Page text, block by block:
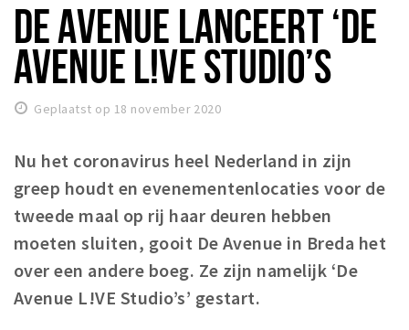
Eten
Drinken
Slapen
Winkels
Winkelgebieden
Parkeren
DE AVENUE LANCEERT ‘DE
AVENUE L!VE STUDIO’S
Geplaatst op 18 november 2020
Nu het coronavirus heel Nederland in zijn
greep houdt en evenementenlocaties voor de
tweede maal op rij haar deuren hebben
moeten sluiten, gooit De Avenue in Breda het
over een andere boeg. Ze zijn namelijk ‘De
Avenue L!VE Studio’s’ gestart.